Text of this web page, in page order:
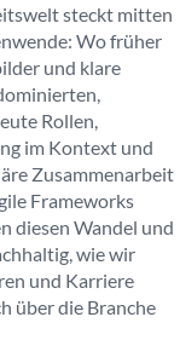
steckt mitten
Wo früher
und klare
Rollen,
im Kontext und
Zusammenarbeit
Frameworks
diesen Wandel und
wie wir
und Karriere
über die Branche